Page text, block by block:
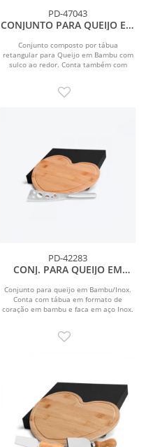
PD-47043
CONJUNTO PARA QUEIJO EM
Conjunto composto por tábua
retangular para Queijo em Bambu com
sulco ao redor. Conta também com
PD-42283
CONJ. PARA QUEIJO EM
Conjunto para queijo em Bambu/Inox.
Conta com tábua em formato de
coração em bambu e faca em aço Inox.